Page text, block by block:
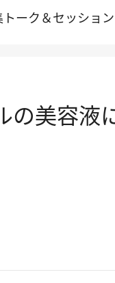
トーク＆セッション
の美容液